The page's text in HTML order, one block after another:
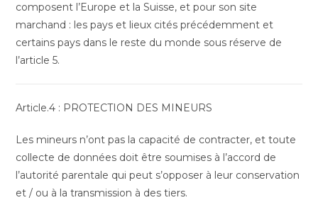
composent l’Europe et la Suisse, et pour son site
marchand : les pays et lieux cités précédemment et
certains pays dans le reste du monde sous réserve de
l’article 5.
Article.4 : PROTECTION DES MINEURS
Les mineurs n’ont pas la capacité de contracter, et toute
collecte de données doit être soumises à l’accord de
l’autorité parentale qui peut s’opposer à leur conservation
et / ou à la transmission à des tiers.